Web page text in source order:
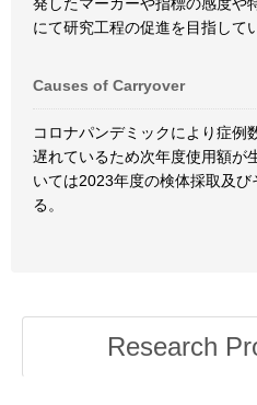
にて研究工程の促進を目指して
Causes of Carryover
コロナパンデミックにより症例
遅れているため次年度使用額が
いては2023年度の検体採取及
る。
Research